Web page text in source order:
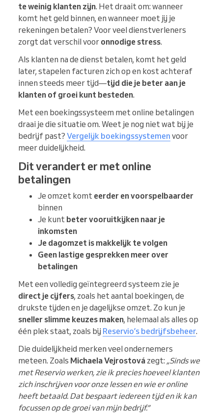
te weinig klanten zijn. Het draait om: wanneer
komt het geld binnen, en wanneer moet jij je
rekeningen betalen? Voor veel dienstverleners
zorgt dat verschil voor onnodige stress.
Als klanten na de dienst betalen, komt het geld
later, stapelen facturen zich op en kost achteraf
innen steeds meer tijd—tijd die je beter aan je
klanten of groei kunt besteden.
Met een boekingssysteem met online betalingen
draai je die situatie om. Weet je nog niet wat bij je
bedrijf past? Vergelijk boekingssystemen voor
meer duidelijkheid.
Dit verandert er met online
betalingen
Je omzet komt eerder en voorspelbaarder
binnen
Je kunt beter vooruitkijken naar je
inkomsten
Je dagomzet is makkelijk te volgen
Geen lastige gesprekken meer over
betalingen
Met een volledig geïntegreerd systeem zie je
direct je cijfers, zoals het aantal boekingen, de
drukste tijden en je dagelijkse omzet. Zo kun je
sneller slimme keuzes maken, helemaal als alles op
één plek staat, zoals bij Reservio’s bedrijfsbeheer.
Die duidelijkheid merken veel ondernemers
meteen. Zoals Michaela Vejrostová zegt: „Sinds we
met Reservio werken, zie ik precies hoeveel klanten
zich inschrijven voor onze lessen en wie er online
heeft betaald. Dat bespaart iedereen tijd en ik kan
focussen op de groei van mijn bedrijf.”